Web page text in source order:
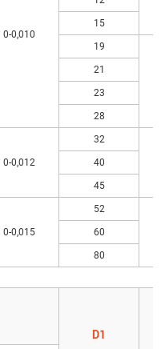
0-0,010
15
19
21
23
28
0-0,012
32
40
45
0-0,015
52
60
80
D1